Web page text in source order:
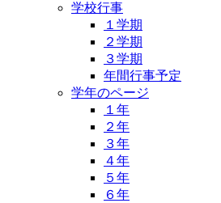
学校行事
１学期
２学期
３学期
年間行事予定
学年のページ
１年
２年
３年
４年
５年
６年